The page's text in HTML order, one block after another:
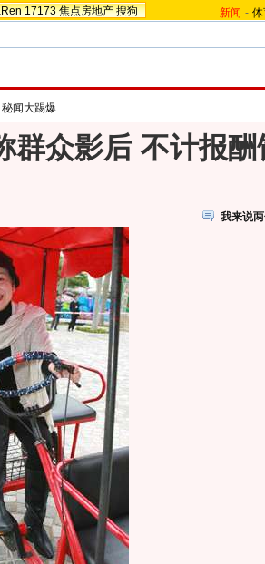
17173 焦点房地产 搜狗 新闻 -
秘闻大踢爆
群众影后 不计报
我来说